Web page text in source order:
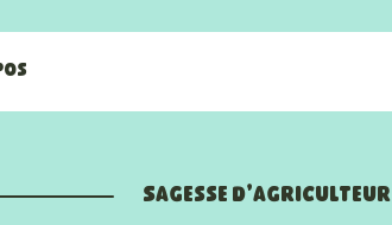
Sagesse d'agriculteur